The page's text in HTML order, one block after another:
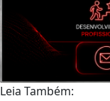
Leia Também: